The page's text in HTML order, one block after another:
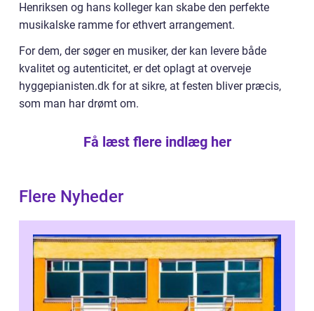
Henriksen og hans kolleger kan skabe den perfekte
musikalske ramme for ethvert arrangement.
For dem, der søger en musiker, der kan levere både
kvalitet og autenticitet, er det oplagt at overveje
hyggepianisten.dk for at sikre, at festen bliver præcis,
som man har drømt om.
Få læst flere indlæg her
Flere Nyheder